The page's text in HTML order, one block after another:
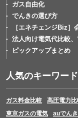
ガス自由化
でんきの選び方
［エネチェンジBiz］
法人向け電気代比較
ピックアップまとめ
人気のキーワード
ガス料金比較 高圧電力
東京ガスの電気
auでんき